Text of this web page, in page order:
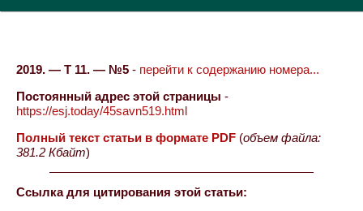
2019. — Т 11. — №5 - перейти к содержанию номера...
Постоянный адрес этой страницы -
https://esj.today/45savn519.html
Полный текст статьи в формате PDF (объем файла:
381.2 Кбайт)
Ссылка для цитирования этой статьи: